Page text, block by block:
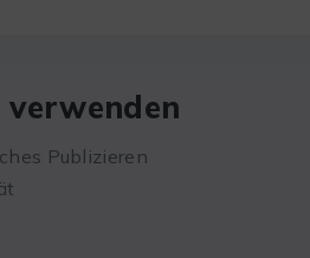
Publizieren